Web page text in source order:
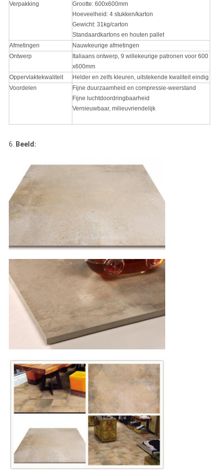
Verpakking
Grootte: 600x600mm
Hoeveelheid: 4 stukken/karton
Gewicht: 31kg/carton
Standaardkartons en houten pallet
Afmetingen
Nauwkeurige afmetingen
Ontwerp
Italiaans ontwerp, 9 willekeurige patronen voor 600
x600mm
Oppervlaktekwaliteit
Helder en zelfs kleuren, uitstekende kwaliteit eindig
Voordelen
Fijne duurzaamheid en compressie-weerstand
Fijne luchtdoordringbaarheid
Vernieuwbaar, milieuvriendelijk
6. Beeld: